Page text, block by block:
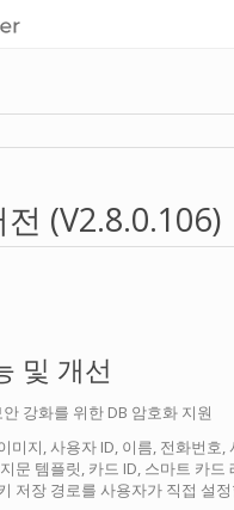
(V2.8.0.106)
및 개선
강화를 위한 DB 암호화 지원
미지, 사용자 ID, 이름, 전화번호
문 템플릿, 카드 ID, 스마트 카
저장 경로를 사용자가 직접 설